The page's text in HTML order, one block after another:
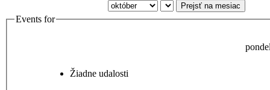
Prejsť na mesiac
Events for
Žiadne udalosti